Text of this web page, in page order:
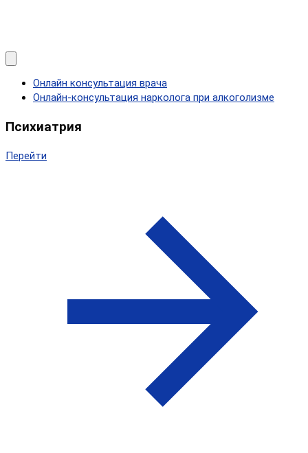
Онлайн консультация врача
Онлайн-консультация нарколога при алкоголизме
Психиатрия
Перейти